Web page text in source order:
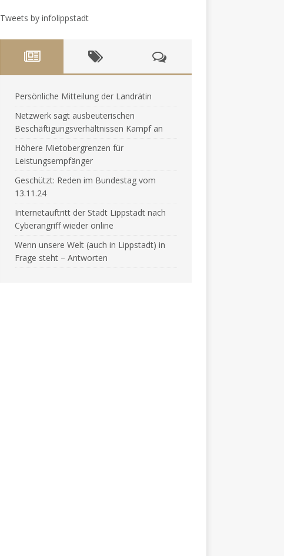
Tweets by infolippstadt
Persönliche Mitteilung der Landrätin
Netzwerk sagt ausbeuterischen
Beschäftigungsverhältnissen Kampf an
Höhere Mietobergrenzen für
Leistungsempfänger
Geschützt: Reden im Bundestag vom
13.11.24
Internetauftritt der Stadt Lippstadt nach
Cyberangriff wieder online
Wenn unsere Welt (auch in Lippstadt) in
Frage steht – Antworten